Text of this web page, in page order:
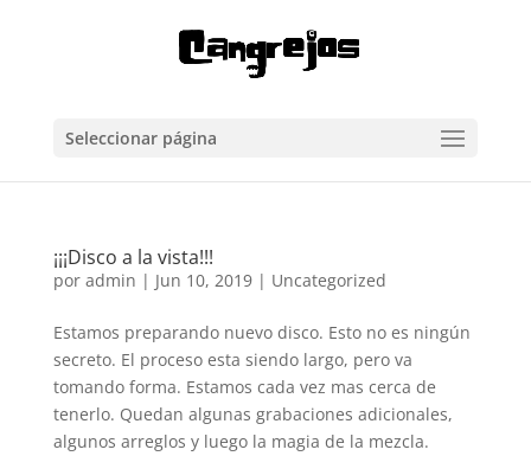
Seleccionar página
¡¡¡Disco a la vista!!!
por admin | Jun 10, 2019| Uncategorized
Estamos preparando nuevo disco. Esto no es ningún
secreto. El proceso esta siendo largo, pero va
tomando forma. Estamos cada vez mas cerca de
tenerlo. Quedan algunas grabaciones adicionales,
algunos arreglos y luego la magia de la mezcla.